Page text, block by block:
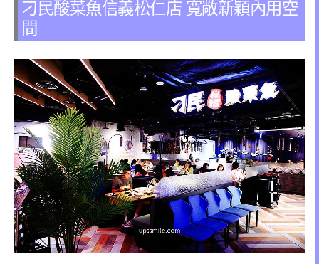
刁民酸菜魚信義松仁店 寬敞新穎內用空
間